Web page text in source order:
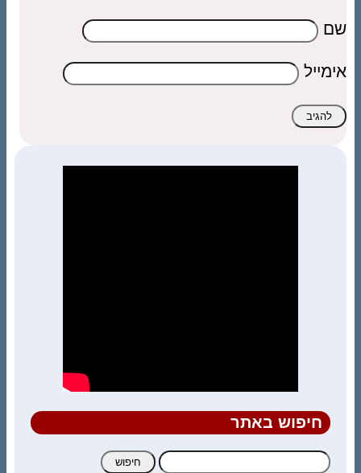
שם
אימייל
חיפוש באתר
חיפוש: